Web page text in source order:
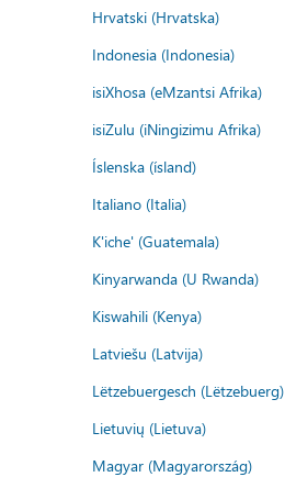
Hrvatski (Hrvatska)
Indonesia (Indonesia)
isiXhosa (eMzantsi Afrika)
isiZulu (iNingizimu Afrika)
Íslenska (ísland)
Italiano (Italia)
K'iche' (Guatemala)
Kinyarwanda (U Rwanda)
Kiswahili (Kenya)
Latviešu (Latvija)
Lëtzebuergesch (Lëtzebuerg)
Lietuvių (Lietuva)
Magyar (Magyarország)